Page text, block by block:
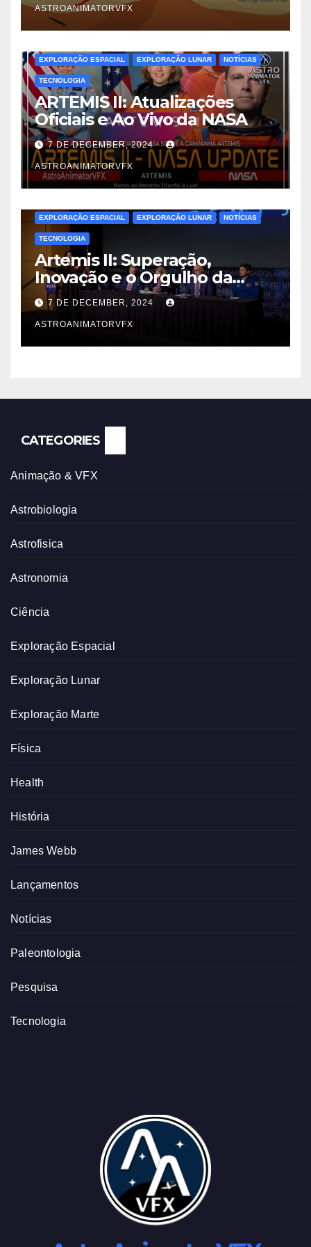
ASTROANIMATORVFX
EXPLORAÇÃO ESPACIAL EXPLORAÇÃO LUNAR NOTÍCIAS
TECNOLOGIA
ARTEMIS II: Atualizações
Oficiais e Ao Vivo da NASA
7 DE DECEMBER, 2024
ASTROANIMATORVFX
EXPLORAÇÃO ESPACIAL EXPLORAÇÃO LUNAR NOTÍCIAS
TECNOLOGIA
Artemis II: Superação,
Inovação e o Orgulho da
Engenharia Espacial
7 DE DECEMBER, 2024
ASTROANIMATORVFX
CATEGORIES
Animação & VFX
Astrobiologia
Astrofisica
Astronomia
Ciência
Exploração Espacial
Exploração Lunar
Exploração Marte
Física
Health
História
James Webb
Lançamentos
Notícias
Paleontologia
Pesquisa
Tecnologia